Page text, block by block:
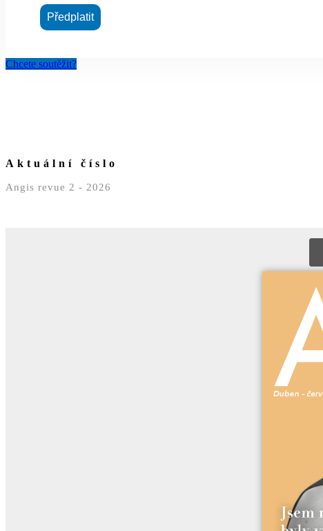
Předplatit
Chcete soutěžit?
Aktuální číslo
Angis revue 2 - 2026